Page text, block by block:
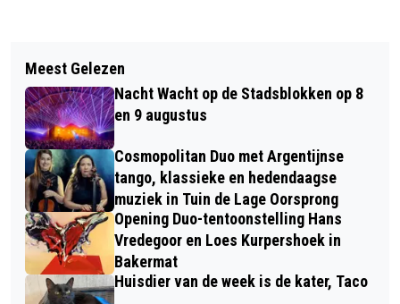
ACTIE GESTART BIJ LOKET
GELDZAKEN EN ONDERNEMERS
GETUIGEN GEZOCHT BIJ
WONINGINBRAAK
KEMPERBERGERWEG
Meest Gelezen
Nacht Wacht op de Stadsblokken op 8
en 9 augustus
Cosmopolitan Duo met Argentijnse
tango, klassieke en hedendaagse
muziek in Tuin de Lage Oorsprong
Opening Duo-tentoonstelling Hans
Vredegoor en Loes Kurpershoek in
Bakermat
Huisdier van de week is de kater, Taco